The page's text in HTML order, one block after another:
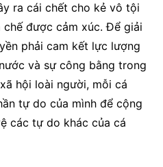
ra cái chết cho kẻ vô tội
được cảm xúc. Để giải
phải cam kết lực lượng
và sự công bằng trong
hội loài người, mỗi cá
tự do của mình để cộng
các tự do khác của cá